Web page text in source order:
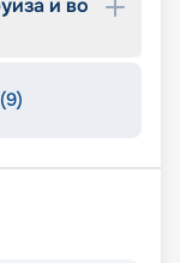
и во